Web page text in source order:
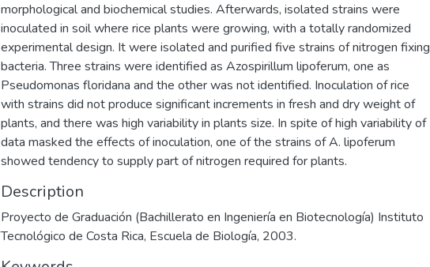
morphological and biochemical studies. Afterwards, isolated strains were
inoculated in soil where rice plants were growing, with a totally randomized
experimental design. It were isolated and purified five strains of nitrogen fixing
bacteria. Three strains were identified as Azospirillum lipoferum, one as
Pseudomonas floridana and the other was not identified. Inoculation of rice
with strains did not produce significant increments in fresh and dry weight of
plants, and there was high variability in plants size. In spite of high variability of
data masked the effects of inoculation, one of the strains of A. lipoferum
showed tendency to supply part of nitrogen required for plants.
Description
Proyecto de Graduación (Bachillerato en Ingeniería en Biotecnología) Instituto
Tecnológico de Costa Rica, Escuela de Biología, 2003.